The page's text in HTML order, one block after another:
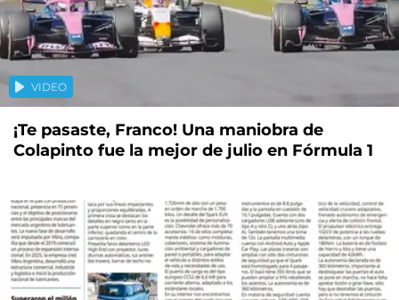
VIDEO
¡Te pasaste, Franco! Una maniobra de
Colapinto fue la mejor de julio en Fórmula 1